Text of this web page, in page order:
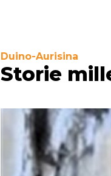
Duino-Aurisina
Storie